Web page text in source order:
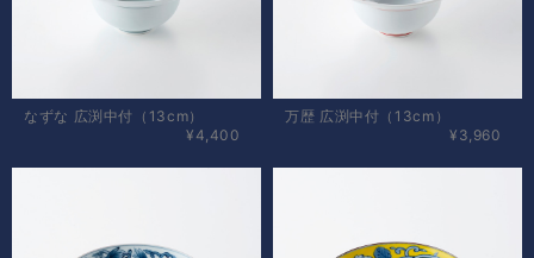
なずな 広渕中付（13cm）
¥4,400
万歴 広渕中付（13cm）
¥3,960